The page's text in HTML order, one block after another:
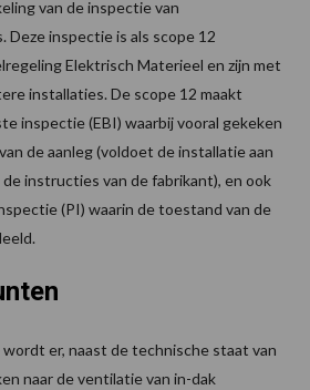
van de inspectie van
inspectie is als scope 12
Elektrisch Materieel en zijn met
installaties. De scope 12 maakt
inspectie (EBI) waarbij vooral gekeken
de aanleg (voldoet de installatie aan
instructies van de fabrikant), en ook
(PI) waarin de toestand van de
er, naast de technische staat van
naar de ventilatie van in-dak